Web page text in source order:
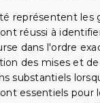
représentent les
réussi à
dans l'ordre
des mises et
substantiels
essentiels pour